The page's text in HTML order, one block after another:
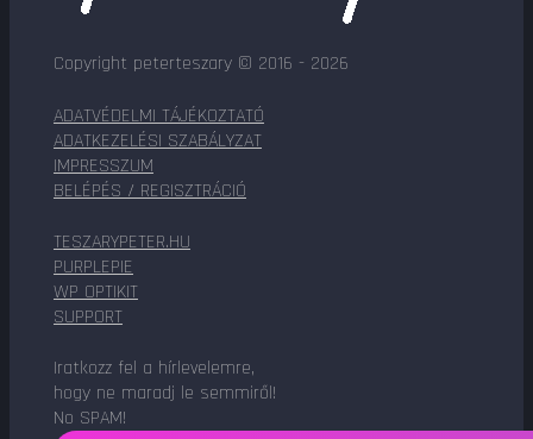
Copyright peterteszary © 2016 - 2026
ADATVÉDELMI TÁJÉKOZTATÓ
ADATKEZELÉSI SZABÁLYZAT
IMPRESSZUM
BELÉPÉS / REGISZTRÁCIÓ
TESZARYPETER.HU
PURPLEPIE
WP OPTIKIT
SUPPORT
Iratkozz fel a hírlevelemre,
hogy ne maradj le semmiről!
No SPAM!